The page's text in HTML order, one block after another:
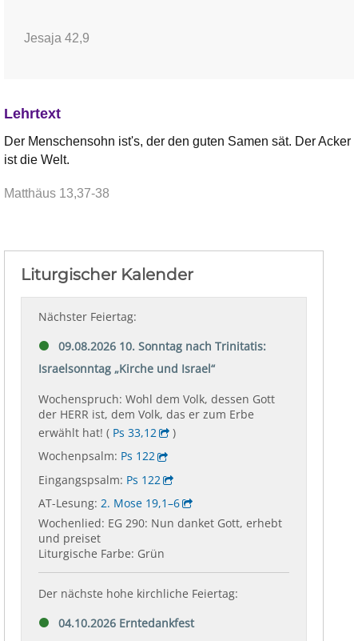
Jesaja 42,9
Lehrtext
Der Menschensohn ist's, der den guten Samen sät. Der Acker
ist die Welt.
Matthäus 13,37-38